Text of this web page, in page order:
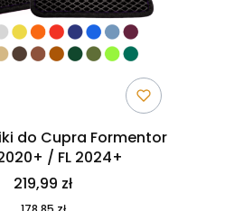
do Cupra Formentor
/ FL 2024+
219,99 zł